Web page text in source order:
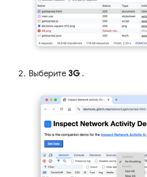
Выберите 3G .